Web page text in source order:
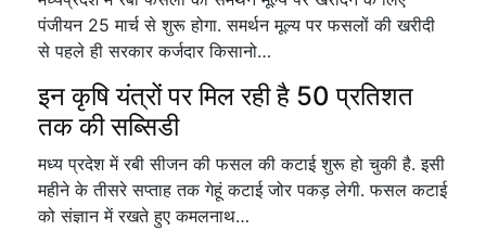
पंजीयन 25 मार्च से शुरू होगा. समर्थन मूल्य पर फसलों की खरीदी
से पहले ही सरकार कर्जदार किसानो…
इन कृषि यंत्रों पर मिल रही है 50 प्रतिशत
तक की सब्सिडी
मध्य प्रदेश में रबी सीजन की फसल की कटाई शुरू हो चुकी है. इसी
महीने के तीसरे सप्ताह तक गेहूं कटाई जोर पकड़ लेगी. फसल कटाई
को संज्ञान में रखते हुए कमलनाथ…